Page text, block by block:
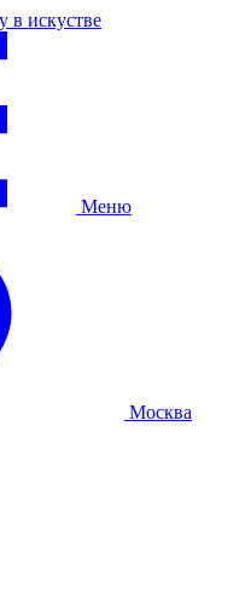
в искустве
Меню
Москва